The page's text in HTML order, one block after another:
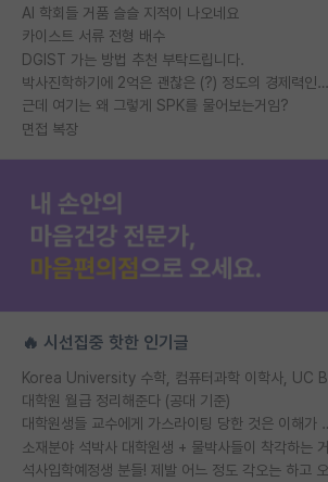
AI 학회들 거품 슬슬 지적이 나오네요
카이스트 서류 전형 배수
DGIST 가는 방법 추천 부탁드립니다.
박사진학하기에 2억은 괜찮은 (?) 정도의 경제력인가요
근데 여기는 왜 그렇게 SPK를 물어보는거임?
면접 복장
🔥 시선집중 핫한 인기글
대학원 월급 정리해준다 (공대 기준)
대학원생들 교수에게
소재분야 석박사 대학원생 + 물박사들이 착각하는 거